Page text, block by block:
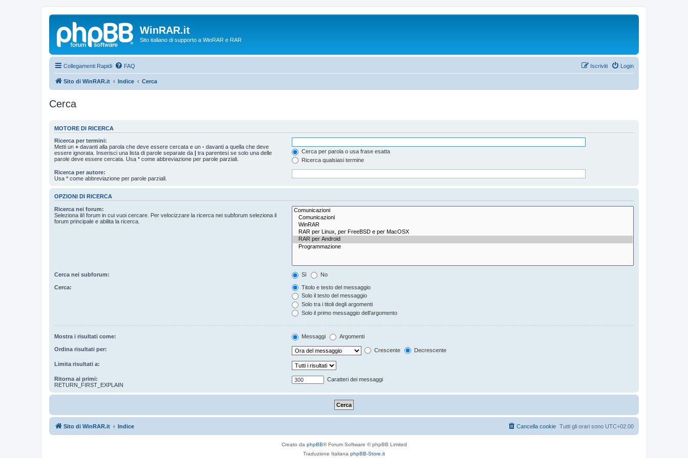
WinRAR.it
Sito italiano di supporto a WinRAR e RAR
Collegamenti Rapidi FAQ Login
Iscriviti
Sito di WinRAR.it Indice Cerca
Cerca
MOTORE DI RICERCA
Ricerca per termini:
Metti un + davanti alla parola che deve essere cercata e un - davanti a quella che deve
essere ignorata. Inserisci una lista di parole separate da | tra parentesi se solo una delle
parole deve essere cercata. Usa * come abbreviazione per parole parziali.
Cerca per parola o usa frase esatta
Ricerca qualsiasi termine
Ricerca per autore:
Usa * come abbreviazione per parole parziali.
OPZIONI DI RICERCA
Ricerca nei forum:
Seleziona il/i forum in cui vuoi cercare. Per velocizzare la ricerca nei subforum seleziona il
forum principale e abilita la ricerca.
Cerca nei subforum: Sì No
Cerca:
Titolo e testo del messaggio
Solo il testo del messaggio
Solo tra i titoli degli argomenti
Solo il primo messaggio dell’argomento
Mostra i risultati come: Messaggi Argomenti
Ordina risultati per: Crescente Decrescente
Limita risultati a:
Ritorna ai primi:
RETURN_FIRST_EXPLAIN
Caratteri dei messaggi
Sito di WinRAR.it Indice Tutti gli orari sono UTC+02:00
Cancella cookie
Creato da phpBB® Forum Software © phpBB Limited
Traduzione Italiana phpBB-Store.it